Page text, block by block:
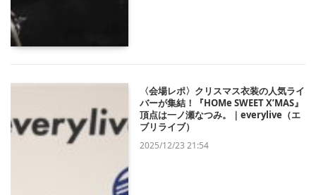
〈会場レポ〉クリスマス衣装の人気ライ
バーが集結！『HOMe SWEET X’MAS』
頂点は一ノ瀬なつみ。｜everylive（エ
ブリライブ）
2025/12/23 21:54